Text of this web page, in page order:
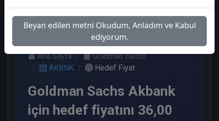
Pazartesi, 27 Kasım 2023
Ana Sayfa
Goldman Sachs
AKBNK
Hedef Fiyat
Goldman Sachs Akbank
için hedef fiyatını 36,00
Beyan edilen metni Okudum, Anladım ve Kabul
ediyorum.